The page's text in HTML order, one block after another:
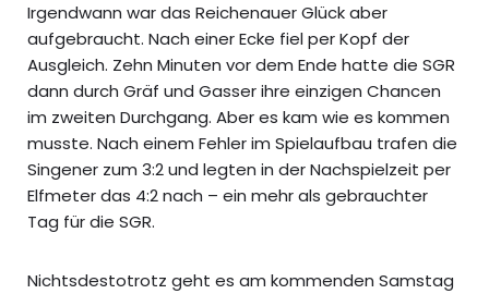
Irgendwann war das Reichenauer Glück aber
aufgebraucht. Nach einer Ecke fiel per Kopf der
Ausgleich. Zehn Minuten vor dem Ende hatte die SGR
dann durch Gräf und Gasser ihre einzigen Chancen
im zweiten Durchgang. Aber es kam wie es kommen
musste. Nach einem Fehler im Spielaufbau trafen die
Singener zum 3:2 und legten in der Nachspielzeit per
Elfmeter das 4:2 nach – ein mehr als gebrauchter
Tag für die SGR.
Nichtsdestotrotz geht es am kommenden Samstag